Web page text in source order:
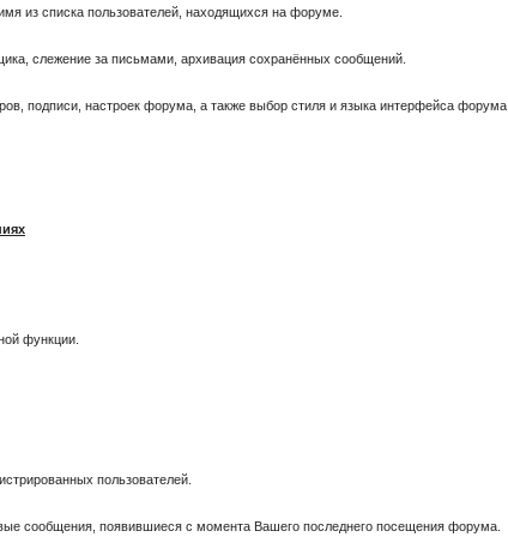
из списка пользователей, находящихся на форуме.
слежение за письмами, архивация сохранённых сообщений.
подписи, настроек форума, а также выбор стиля и языка интерфейса форума.
функции.
пользователей.
сообщения, появившиеся с момента Вашего последнего посещения форума.